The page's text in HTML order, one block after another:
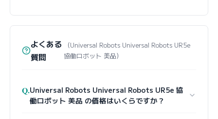
よくある
質問
（Universal Robots Universal Robots UR5e
協働ロボット 美品）
Q.Universal Robots Universal Robots UR5e 協
働ロボット 美品 の価格はいくらですか？